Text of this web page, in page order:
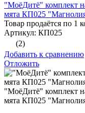
"МоёДитё" комплект
мята КП025
Товар продаётся по 1
Артикул: КП025
(2)
Добавить к сравнению
Отложить
"МоёДитё" комплект
мята КП025